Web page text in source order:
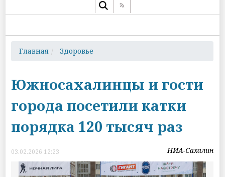
Главная Здоровье
Южносахалинцы и гости
города посетили катки
порядка 120 тысяч раз
03.02.2026 12:23 НИА-Сахалин